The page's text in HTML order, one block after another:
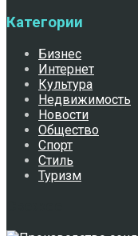
Категории
Бизнес
Интернет
Культура
Недвижимость
Новости
Общество
Спорт
Стиль
Туризм